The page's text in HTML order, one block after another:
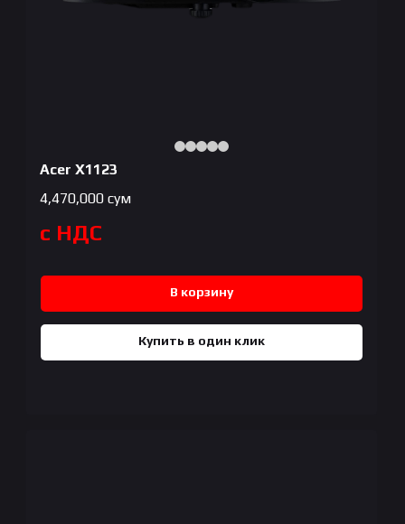
Acer X1123
4,470,000 сум
с НДС
В корзину
Купить в один клик